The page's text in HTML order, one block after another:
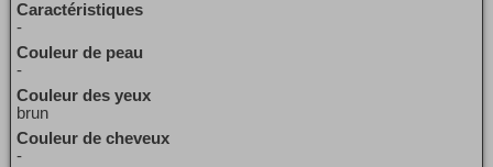
Caractéristiques
-
Couleur de peau
-
Couleur des yeux
brun
Couleur de cheveux
-